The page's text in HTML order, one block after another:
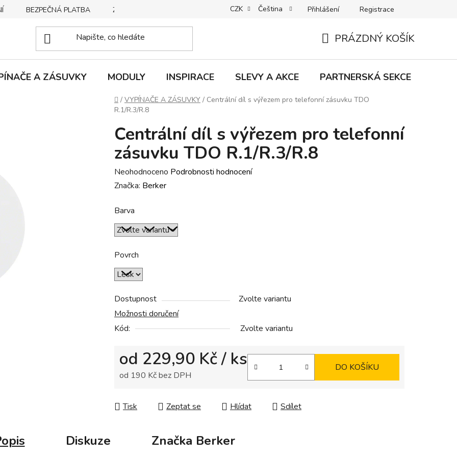
BEZPEČNÁ PLATBA ZPŮSOBY DORUČENÍ REKLAMACE | VRÁCENÍ | VÝMĚNA ZBOŽÍ B2C VŠEOBECNÉ
CZK Čeština Přihlášení Registrace
KOŠÍK
PRÁZDNÝ KOŠÍK
A ZÁSUVKY MODULY INSPIRACE SLEVY A AKCE PARTNERSKÁ SEKCE
Domů
/ VYPÍNAČE A ZÁSUVKY / Centrální díl s výřezem pro telefonní zásuvku TDO
R.1/R.3/R.8
Centrální díl s výřezem pro telefonní
zásuvku TDO R.1/R.3/R.8
Průměrné
hodnocení
je
0,0
z
5
hvězdiček.
Neohodnoceno Podrobnosti hodnocení
Značka: Berker
Barva
Povrch
Dostupnost
Zvolte variantu
Možnosti doručení
Kód:
Zvolte variantu
od 229,90 Kč/ ks
od 190 Kčbez DPH
DO KOŠÍKU
Tisk Zeptat se Hlídat Sdílet
Diskuze Značka Berker